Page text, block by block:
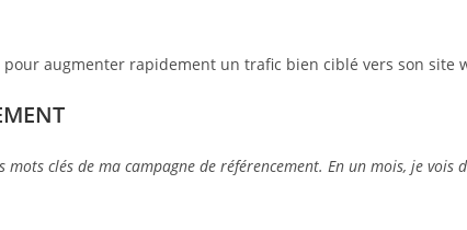
augmenter rapidement un trafic bien ciblé vers son site
mots clés de ma campagne de référencement. En un mois, je